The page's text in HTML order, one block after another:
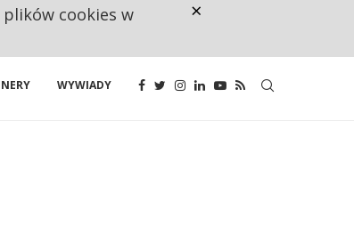
WYWIADY
cookies w
×